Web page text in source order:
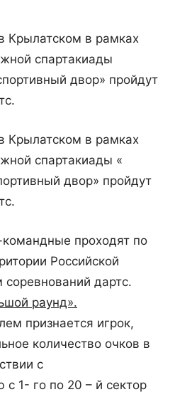
Крылатском в рамках
спартакиады
двор» пройдут
Крылатском в рамках
спартакиады «
двор» пройдут
проходят по
Российской
дартс.
раунд».
признается игрок,
количество очков в
с
с 1- го по 20 – й сектор